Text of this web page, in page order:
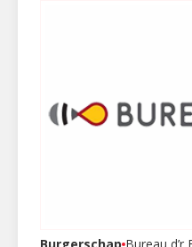
Burgerschap Bureau d’r